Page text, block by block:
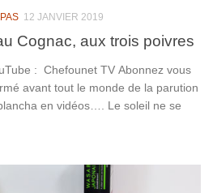
12 JANVIER 2019
Cognac, aux trois poivres
: Chefounet TV Abonnez vous
avant tout le monde de la parution
en vidéos…. Le soleil ne se